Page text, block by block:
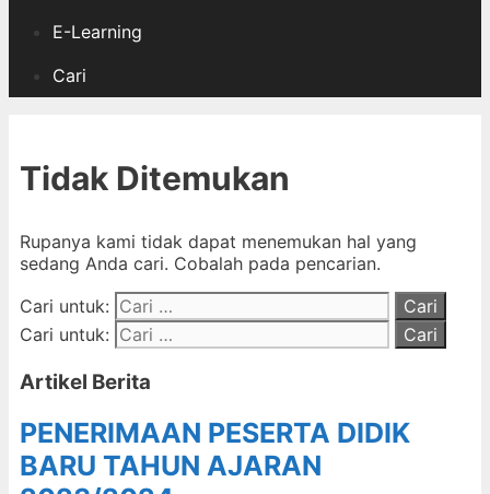
E-Learning
Cari
Tidak Ditemukan
Rupanya kami tidak dapat menemukan hal yang
sedang Anda cari. Cobalah pada pencarian.
Cari untuk:
Cari untuk:
Artikel Berita
PENERIMAAN PESERTA DIDIK
BARU TAHUN AJARAN